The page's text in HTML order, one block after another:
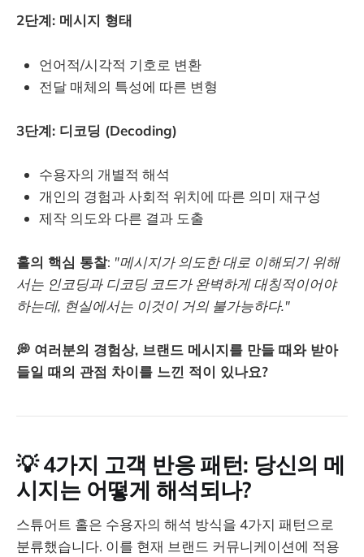
2단계: 메시지 형태
언어적/시각적 기호로 변환
전달 매체의 특성에 따른 변형
3단계: 디코딩 (Decoding)
수용자의 개별적 해석
개인의 경험과 사회적 위치에 따른 의미 재구성
제작 의도와 다른 결과 도출
홀의 핵심 통찰: "메시지가 의도한 대로 이해되기 위해
서는 인코딩과 디코딩 코드가 완벽하게 대칭적이어야
하는데, 현실에서는 이것이 거의 불가능하다."
💭 여러분의 경험상, 브랜드 메시지를 만들 때와 받아
들일 때의 관점 차이를 느낀 적이 있나요?
💡 4가지 고객 반응 패턴: 당신의 메
시지는 어떻게 해석되나?
스튜어트 홀은 수용자의 해석 방식을 4가지 패턴으로
분류했습니다. 이를 현재 브랜드 커뮤니케이션에 적용